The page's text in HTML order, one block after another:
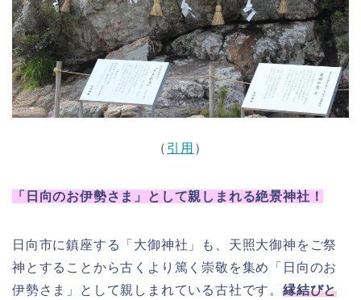
（ 引用 ）
「日向のお伊勢さま」として親しまれる絶景神社！
日向市に鎮座する「大御神社」も、天照大御神をご祭
神とすることから古くより篤く崇敬を集め「日向のお
伊勢さま」として親しまれている古社です。 縁結びと